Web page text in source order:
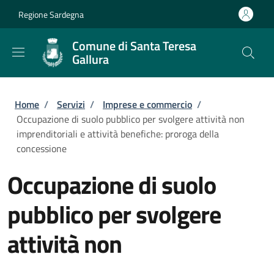
Regione Sardegna
Comune di Santa Teresa
Gallura
Briciole di pane
Home / Servizi / Imprese e commercio /
Occupazione di suolo pubblico per svolgere attività non
imprenditoriali e attività benefiche: proroga della
concessione
Occupazione di suolo
pubblico per svolgere
attività non